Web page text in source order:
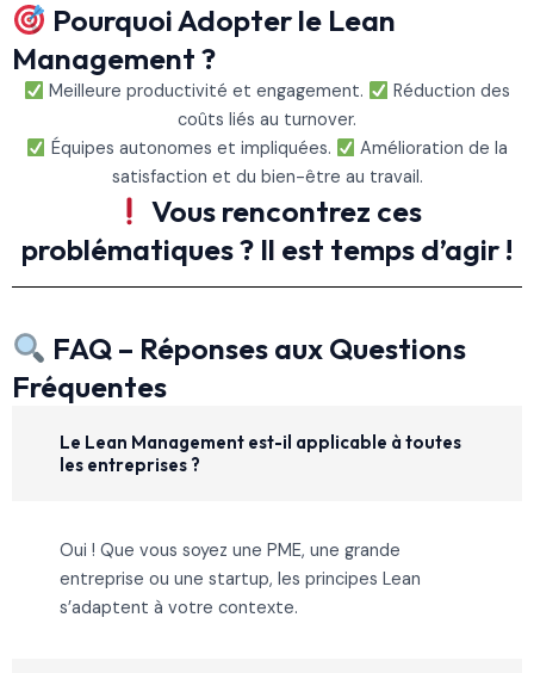
Pourquoi Adopter le Lean
Management ?
Meilleure productivité et engagement.
Réduction des
coûts liés au turnover.
Équipes autonomes et impliquées.
Amélioration de la
satisfaction et du bien-être au travail.
Vous rencontrez ces
problématiques ? Il est temps d’agir !
FAQ – Réponses aux Questions
Fréquentes
Le Lean Management est-il applicable à toutes
les entreprises ?
Oui ! Que vous soyez une PME, une grande
entreprise ou une startup, les principes Lean
s’adaptent à votre contexte.